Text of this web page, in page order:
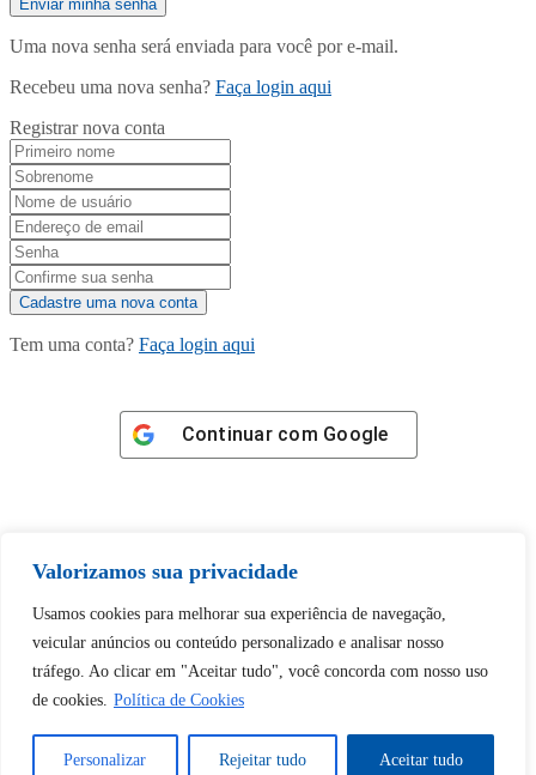
Valorizamos sua privacidade
Usamos cookies para melhorar sua experiência de navegação,
veicular anúncios ou conteúdo personalizado e analisar nosso
tráfego. Ao clicar em "Aceitar tudo", você concorda com nosso uso
de cookies. Política de Cookies
Personalizar Rejeitar tudo Aceitar tudo
Uma nova senha será enviada para você por e-mail.
Recebeu uma nova senha? Faça login aqui
Registrar nova conta
Tem uma conta? Faça login aqui
Continuar com Google
Tem certeza de que deseja
desbloquear esta publicação?
Desbloquear esquerda : 0
Sim Não